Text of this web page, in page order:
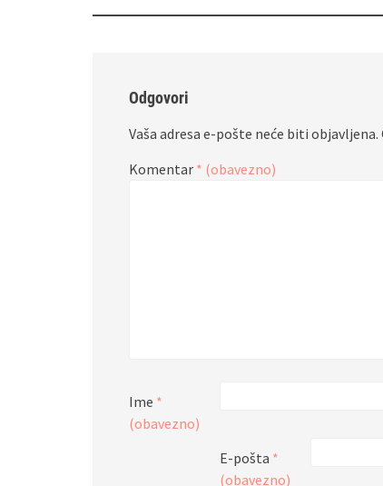
Odgovori
Vaša adresa e-pošte neće biti objavljena.
Komentar * (obavezno)
Ime *
(obavezno)
E-pošta *
(obavezno)